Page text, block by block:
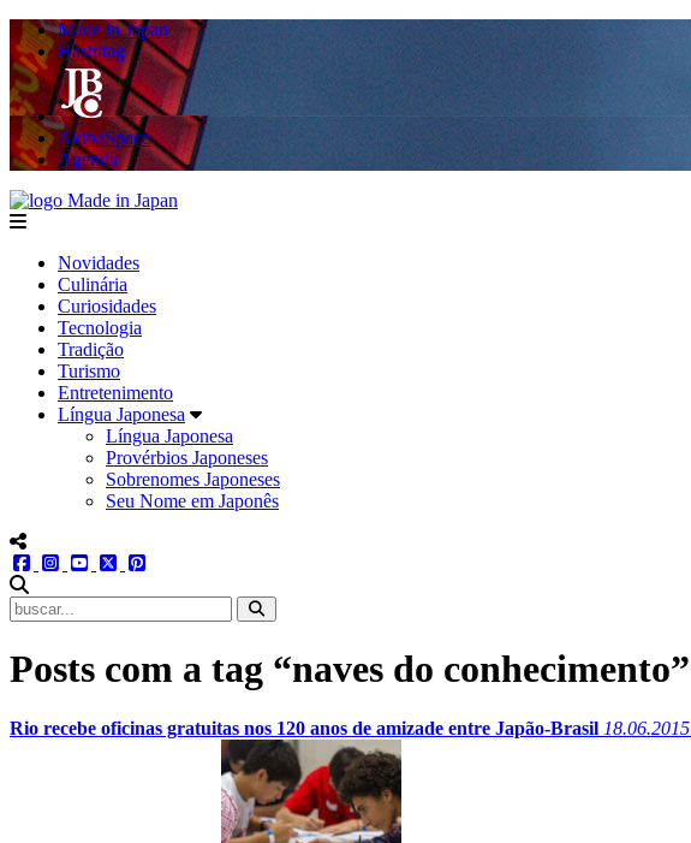
Made in Japan
Hashitag
AkibaSpace
Agenda
menu
Novidades
Culinária
Curiosidades
Tecnologia
Tradição
Turismo
Entretenimento
Língua Japonesa
Língua Japonesa
Provérbios Japoneses
Sobrenomes Japoneses
Seu Nome em Japonês
menu redes social
facebookinstagram
youtube
twitter
Posts com a tag “naves do conhecimento”
Rio recebe oficinas gratuitas nos 120 anos de amizade entre Japão-Brasil 18.06.2015